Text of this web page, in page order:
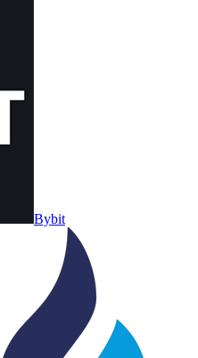
Bybit